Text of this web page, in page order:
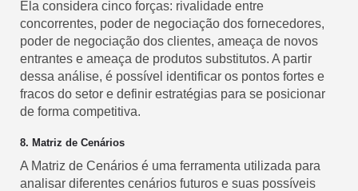
Ela considera cinco forças: rivalidade entre
concorrentes, poder de negociação dos fornecedores,
poder de negociação dos clientes, ameaça de novos
entrantes e ameaça de produtos substitutos. A partir
dessa análise, é possível identificar os pontos fortes e
fracos do setor e definir estratégias para se posicionar
de forma competitiva.
8. Matriz de Cenários
A Matriz de Cenários é uma ferramenta utilizada para
analisar diferentes cenários futuros e suas possíveis